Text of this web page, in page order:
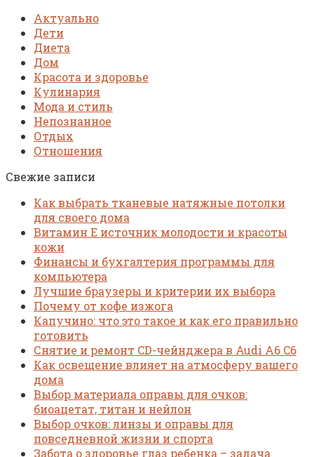
Актуально
Дети
Диета
Дом
Красота и здоровье
Кулинария
Мода и стиль
Непознанное
Отдых
Отношения
Свежие записи
Как выбрать тканевые натяжные потолки
для своего дома
Витамин Е источник молодости и красоты
кожи
Финансы и бухгалтерия программы для
компьютера
Лучшие браузеры и критерии их выбора
Почему от кофе изжога
Капучино: что это такое и как его правильно
готовить
Снятие и ремонт CD-чейнджера в Audi A6 C6
Как освещение влияет на атмосферу вашего
дома
Выбор материала оправы для очков:
биоацетат, титан и нейлон
Выбор очков: линзы и оправы для
повседневной жизни и спорта
Забота о здоровье глаз ребенка – задача